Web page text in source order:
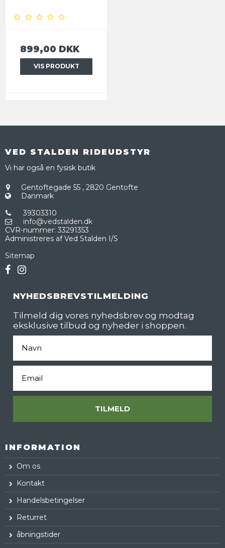
899,00 DKK
VIS PRODUKT
VED STALDEN RIDEUDSTYR
Vi har også en fysisk butik
Gentoftegade 55 , 2820 Gentofte
Danmark
39303310
info@vedstalden.dk
CVR-nummer: 33291353
Administreres af Ved Stalden I/S
Sitemap
NYHEDSBREVSTILMELDING
Tilmeld dig vores nyhedsbrev og modtag
eksklusive tilbud og nyheder i shoppen.
TILMELD
INFORMATION
Om os
Kontakt
Handelsbetingelser
Returret
åbningstider